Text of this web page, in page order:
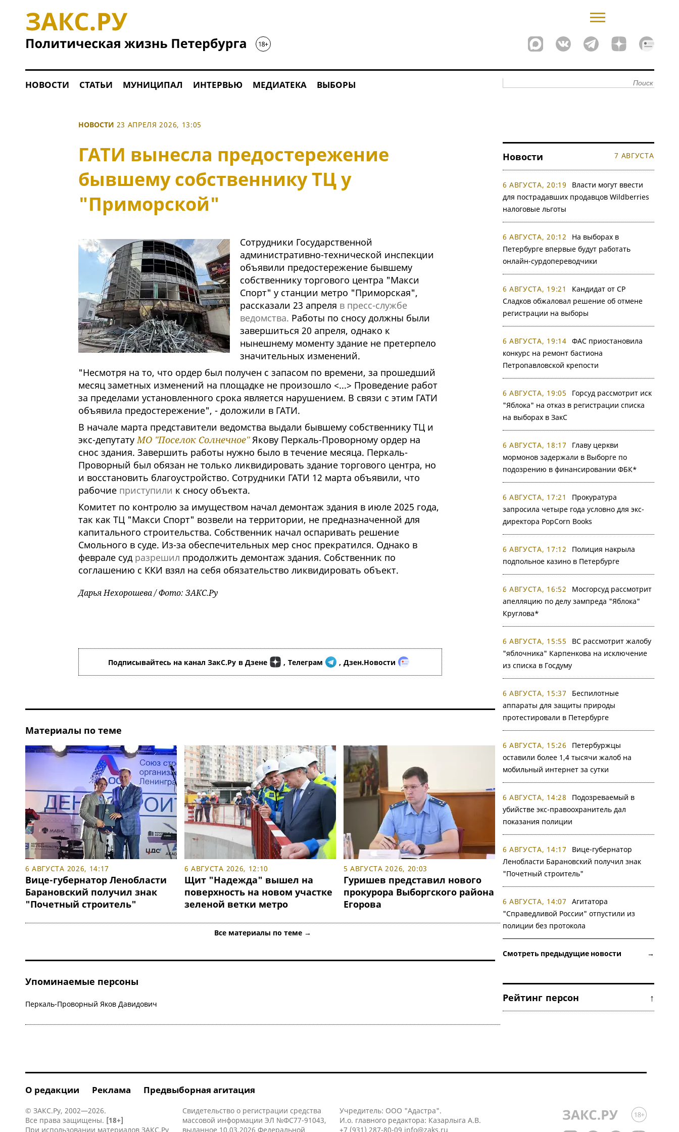
НОВОСТИ СТАТЬИ МУНИЦИПАЛ ИНТЕРВЬЮ МЕДИАТЕКА ВЫБОРЫ
НОВОСТИ 23 АПРЕЛЯ 2026, 13:05
ГАТИ вынесла предостережение
бывшему собственнику ТЦ у
"Приморской"
Cотрудники Государственной
административно-технической инспекции
объявили предостережение бывшему
собственнику торгового центра "Макси
Спорт" у станции метро "Приморская",
рассказали 23 апреля в пресс-службе
ведомства. Работы по сносу должны были
завершиться 20 апреля, однако к
нынешнему моменту здание не претерпело
значительных изменений.
"Несмотря на то, что ордер был получен с запасом по времени, за прошедший
месяц заметных изменений на площадке не произошло <...> Проведение работ
за пределами установленного срока является нарушением. В связи с этим ГАТИ
объявила предостережение", - доложили в ГАТИ.
В начале марта представители ведомства выдали бывшему собственнику ТЦ и
экс-депутатуМО "Поселок Солнечное"Якову Перкаль-Проворному ордер на
снос здания. Завершить работы нужно было в течение месяца. Перкаль-
Проворный был обязан не только ликвидировать здание торгового центра, но
и восстановить благоустройство. Сотрудники ГАТИ 12 марта объявили, что
рабочие приступили к сносу объекта.
Комитет по контролю за имуществом начал демонтаж здания в июле 2025 года,
так как ТЦ "Макси Спорт" возвели на территории, не предназначенной для
капитального строительства. Собственник начал оспаривать решение
Смольного в суде. Из-за обеспечительных мер снос прекратился. Однако в
феврале суд разрешил продолжить демонтаж здания. Собственник по
соглашению с ККИ взял на себя обязательство ликвидировать объект.
Дарья Нехорошева / Фото: ЗАКС.Ру
Подписывайтесь на канал ЗакС.Ру в Дзене , Телеграм , Дзен.Новости
Материалы по теме
6 АВГУСТА 2026, 14:17
Вице-губернатор Ленобласти
Барановский получил знак
"Почетный строитель"
6 АВГУСТА 2026, 12:10
Щит "Надежда" вышел на
поверхность на новом участке
зеленой ветки метро
5 АВГУСТА 2026, 20:03
Гуришев представил нового
прокурора Выборгского района
Егорова
Все материалы по теме →
Упоминаемые персоны
Перкаль-Проворный Яков Давидович
Новости 7 АВГУСТА
6 АВГУСТА, 20:19
Власти могут ввести
для пострадавших продавцов Wildberries
налоговые льготы
6 АВГУСТА, 20:12
На выборах в
Петербурге впервые будут работать
онлайн-сурдопереводчики
6 АВГУСТА, 19:21
Кандидат от СР
Сладков обжаловал решение об отмене
регистрации на выборы
6 АВГУСТА, 19:14 ФАС приостановила
конкурс на ремонт бастиона
Петропавловской крепости
6 АВГУСТА, 19:05
Горсуд рассмотрит иск
"Яблока" на отказ в регистрации списка
на выборах в ЗакС
6 АВГУСТА, 18:17
Главу церкви
мормонов задержали в Выборге по
подозрению в финансировании ФБК*
6 АВГУСТА, 17:21
Прокуратура
запросила четыре года условно для экс-
директора PopCorn Books
6 АВГУСТА, 17:12
Полиция накрыла
подпольное казино в Петербурге
6 АВГУСТА, 16:52
Мосгорсуд рассмотрит
апелляцию по делу зампреда "Яблока"
Круглова*
6 АВГУСТА, 15:55
ВС рассмотрит жалобу
"яблочника" Карпенкова на исключение
из списка в Госдуму
6 АВГУСТА, 15:37
Беспилотные
аппараты для защиты природы
протестировали в Петербурге
6 АВГУСТА, 15:26
Петербуржцы
оставили более 1,4 тысячи жалоб на
мобильный интернет за сутки
6 АВГУСТА, 14:28
Подозреваемый в
убийстве экс-правоохранитель дал
показания полиции
6 АВГУСТА, 14:17
Вице-губернатор
Ленобласти Барановский получил знак
"Почетный строитель"
6 АВГУСТА, 14:07
Агитатора
"Справедливой России" отпустили из
полиции без протокола
Смотреть предыдущие новости →
Рейтинг персон ↑
О редакции Реклама Предвыборная агитация
© ЗАКС.Ру, 2002—2026.
Все права защищены. [18+]
При использовании материалов ЗАКС.Ру
Свидетельство о регистрации средства
массовой информации ЭЛ №ФС77-91043,
выданное 10.03.2026 Федеральной
Учредитель: ООО "Адастра".
И.о. главного редактора: Казарлыга А.В.
+7 (931) 287-80-09 info@zaks.ru